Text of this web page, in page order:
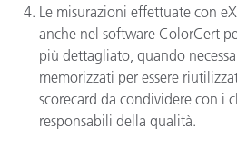
Le misurazioni effettuate con
anche nel software ColorCert
più dettagliato, quando
memorizzati per essere
scorecard da condividere con i
responsabili della qualità.